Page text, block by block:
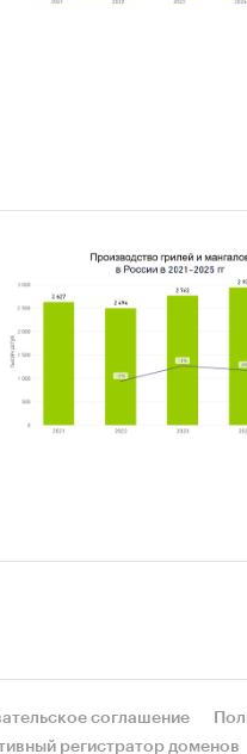
соглашение
регистратор доменов